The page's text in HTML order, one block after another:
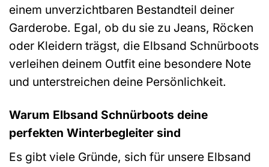
einem unverzichtbaren Bestandteil deiner
Garderobe. Egal, ob du sie zu Jeans, Röcken
oder Kleidern trägst, die Elbsand Schnürboots
verleihen deinem Outfit eine besondere Note
und unterstreichen deine Persönlichkeit.
Warum Elbsand Schnürboots deine
perfekten Winterbegleiter sind
Es gibt viele Gründe, sich für unsere Elbsand